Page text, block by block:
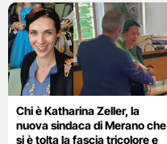
Chi è Katharina Zeller, la
nuova sindaca di Merano che
si è tolta la fascia tricolore e